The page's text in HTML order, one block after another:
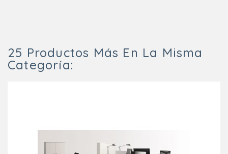
25 Productos Más En La Misma
Categoría: